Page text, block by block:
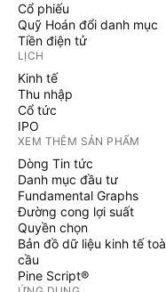
Cổ phiếu
Quỹ Hoán đổi danh mục
Tiền điện tử
LỊCH
Kinh tế
Thu nhập
Cổ tức
IPO
XEM THÊM SẢN PHẨM
Dòng Tin tức
Danh mục đầu tư
Fundamental Graphs
Đường cong lợi suất
Quyền chọn
Bản đồ dữ liệu kinh tế
cầu
Pine Script®